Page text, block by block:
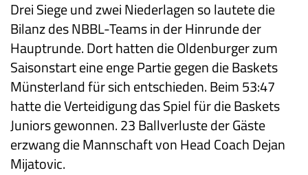
Drei Siege und zwei Niederlagen so lautete die
Bilanz des NBBL-Teams in der Hinrunde der
Hauptrunde. Dort hatten die Oldenburger zum
Saisonstart eine enge Partie gegen die Baskets
Münsterland für sich entschieden. Beim 53:47
hatte die Verteidigung das Spiel für die Baskets
Juniors gewonnen. 23 Ballverluste der Gäste
erzwang die Mannschaft von Head Coach Dejan
Mijatovic.